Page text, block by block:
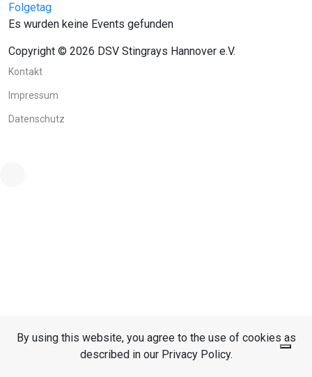
By using this website, you agree to the use of cookies as
described in our Privacy Policy.
Folgetag
Es wurden keine Events gefunden
Copyright © 2026 DSV Stingrays Hannover e.V.
Kontakt
Impressum
Datenschutz